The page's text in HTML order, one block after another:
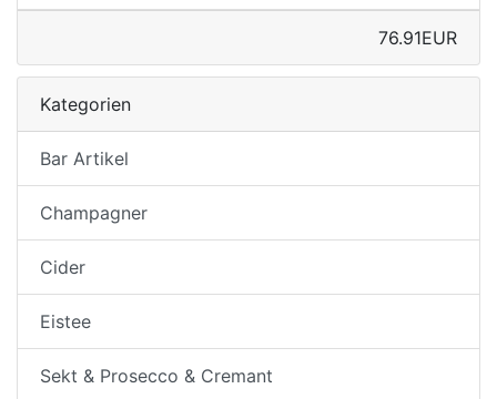
76.91EUR
Kategorien
Bar Artikel
Champagner
Cider
Eistee
Sekt & Prosecco & Cremant